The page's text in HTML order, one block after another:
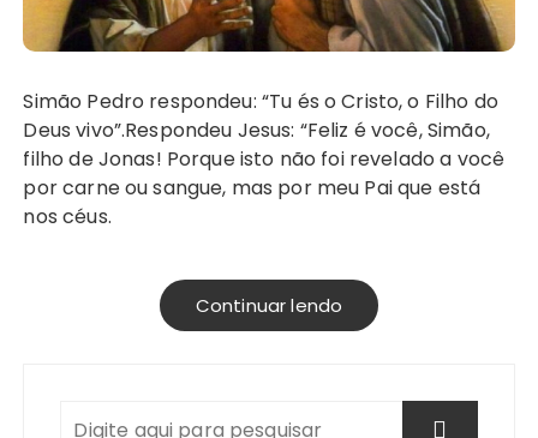
Simão Pedro respondeu: “Tu és o Cristo, o Filho do
Deus vivo”.Respondeu Jesus: “Feliz é você, Simão,
filho de Jonas! Porque isto não foi revelado a você
por carne ou sangue, mas por meu Pai que está
nos céus.
Continuar lendo